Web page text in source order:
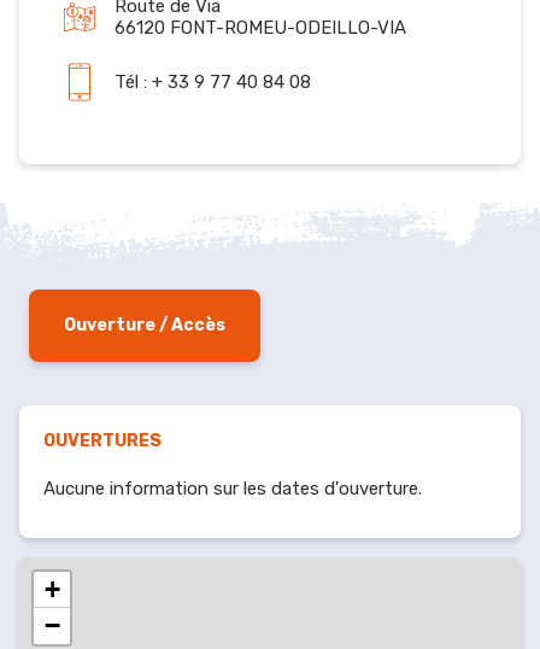
Route de Via
66120 FONT-ROMEU-ODEILLO-VIA
Tél : + 33 9 77 40 84 08
Ouverture / Accès
OUVERTURES
Aucune information sur les dates d'ouverture.
+
−